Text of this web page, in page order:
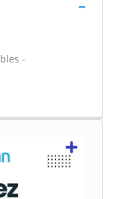
-